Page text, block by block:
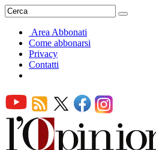
Area Abbonati
Come abbonarsi
Privacy
Contatti